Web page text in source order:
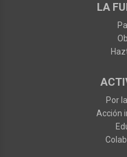
LA
Por
Acción